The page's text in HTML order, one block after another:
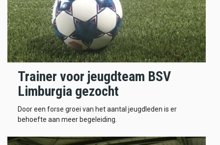
Trainer voor jeugdteam BSV
Limburgia gezocht
Door een forse groei van het aantal jeugdleden is er
behoefte aan meer begeleiding.